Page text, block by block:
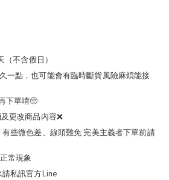
不含假日）
一點，也可能會有臨時斷貨風險麻煩能接
下單唷🥺
更改商品內容❌
些微色差、線頭難免 完美主義者下單前請
常現象
私訊官方Line